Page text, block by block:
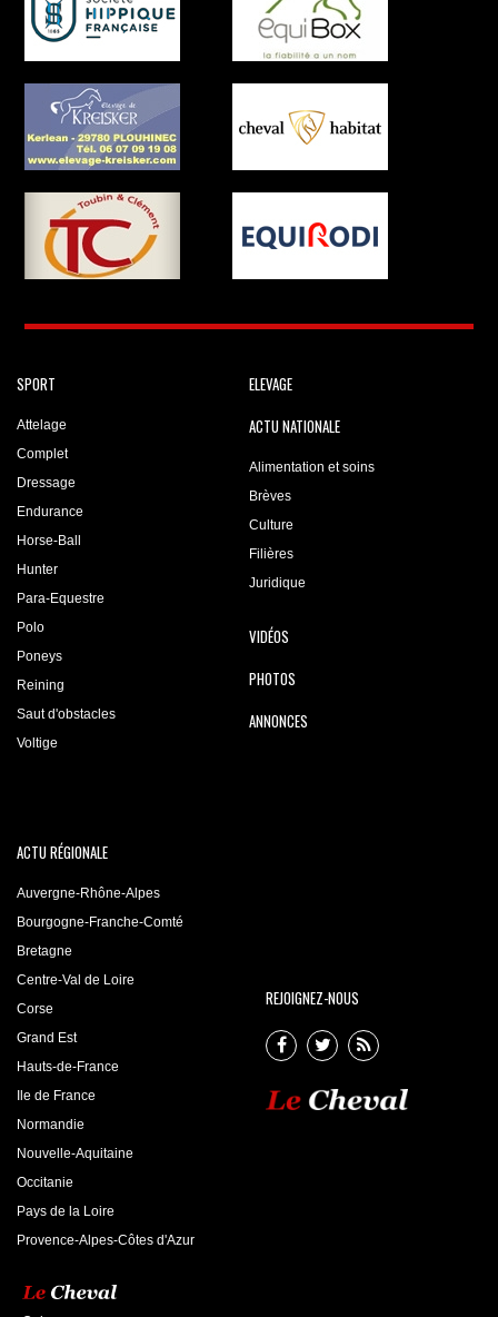
SPORT
Attelage
Complet
Dressage
Endurance
Horse-Ball
Hunter
Para-Equestre
Polo
Poneys
Reining
Saut d'obstacles
Voltige
ELEVAGE
ACTU NATIONALE
Alimentation et soins
Brèves
Culture
Filières
Juridique
VIDÉOS
PHOTOS
ANNONCES
ACTU RÉGIONALE
Auvergne-Rhône-Alpes
Bourgogne-Franche-Comté
Bretagne
Centre-Val de Loire
Corse
Grand Est
Hauts-de-France
Ile de France
Normandie
Nouvelle-Aquitaine
Occitanie
Pays de la Loire
Provence-Alpes-Côtes d'Azur
REJOIGNEZ-NOUS